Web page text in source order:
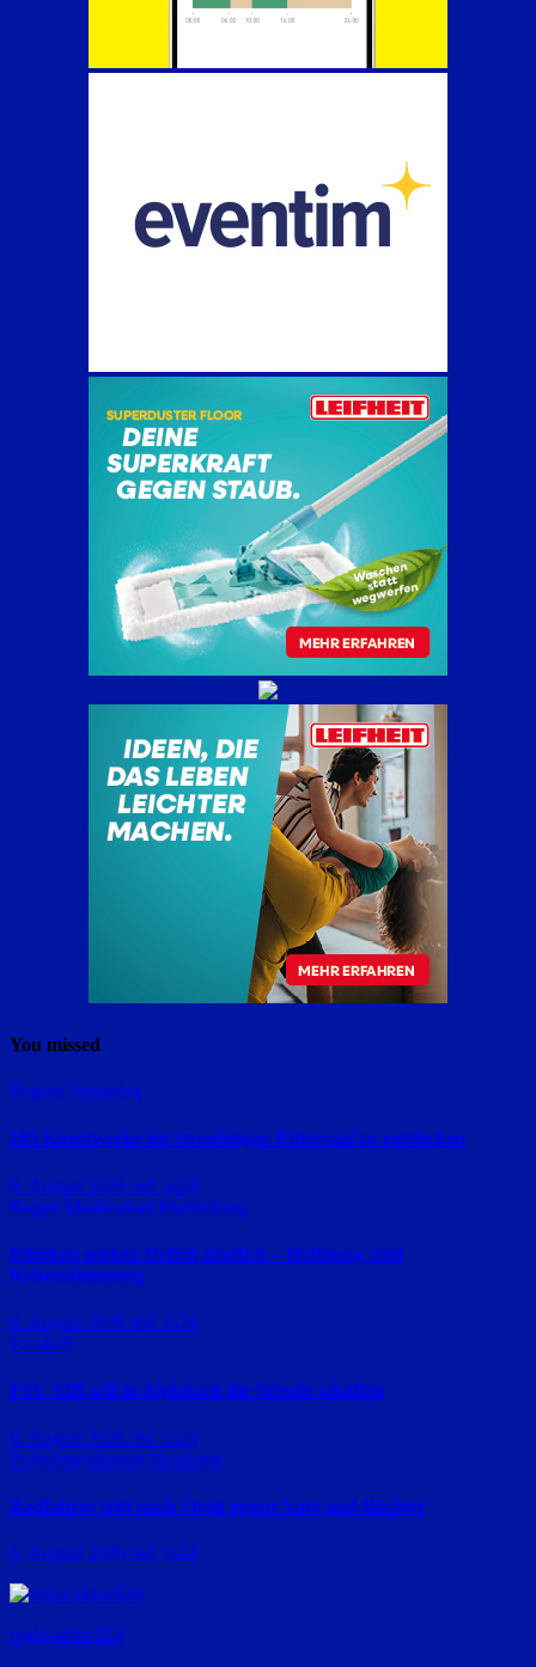
You missed
Region Straubing
105 Kunstwerke im Straubinger Rittersaal zu entdecken
6. August 2026 red_ra24
Bogen Mallersdorf-Pfaffenberg
Kliniken senken Defizit deutlich – Hoffnung statt
Krisenstimmung
6. August 2026 red_ra24
Fussball
FSV VfB will in Aiglsbach die Wende schaffen
6. August 2026 red_ra24
Polizeimeldungen Straubing
Radfahrer tritt nach Streit gegen Auto und flüchtet
6. August 2026 red_ra24
regio-aktuell24